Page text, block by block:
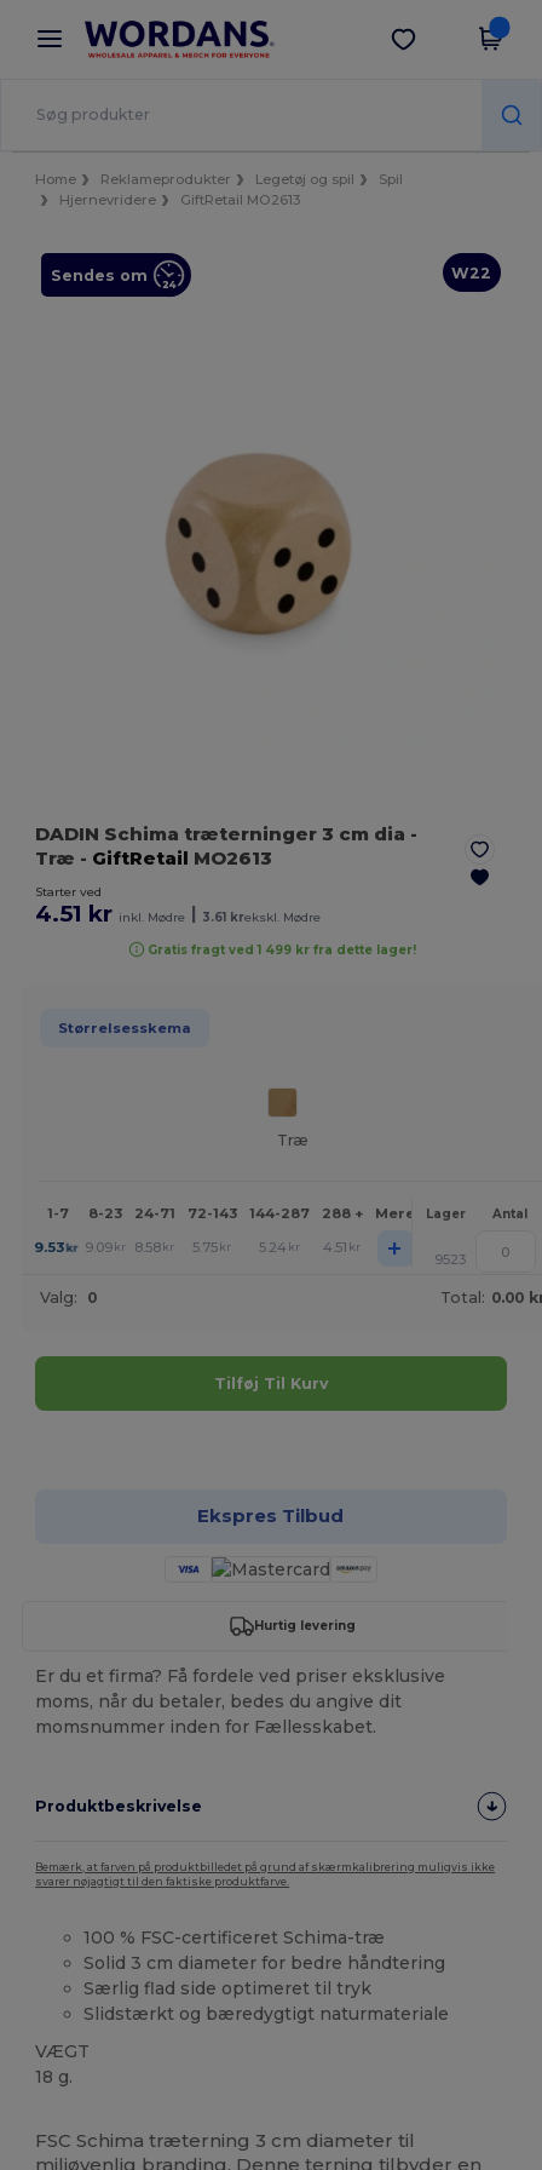
× Wordans-app
Bedre priser i appen!
Hent app
Home Reklameprodukter Legetøj og spil
Spil
Hjernevridere
GiftRetail MO2613
W22
Sendes om
DADIN Schima træterninger 3 cm dia -
Træ - GiftRetail MO2613
Starter ved
4.51 kr inkl. Mødre 3.61 krekskl. Mødre
Gratis fragt ved 1 499 kr fra dette lager!
Størrelsesskema
Træ
1-7 8-23 24-71 72-143 144-287 288 + Mere Lager Antal
9.53kr 9.09 kr 8.58 kr 5.75 kr 5.24 kr 4.51 kr + 9523
Valg: 0 Total: 0.00
Tilføj Til Kurv
Ekspres Tilbud
Hurtig levering
Er du et firma? Få fordele ved priser eksklusive
moms, når du betaler, bedes du angive dit
momsnummer inden for Fællesskabet.
Produktbeskrivelse
Bemærk, at farven på produktbilledet på grund af skærmkalibrering muligvis ikke
svarer nøjagtigt til den faktiske produktfarve.
100 % FSC-certificeret Schima-træ
Solid 3 cm diameter for bedre håndtering
Særlig flad side optimeret til tryk
Slidstærkt og bæredygtigt naturmateriale
VÆGT
18 g.
FSC Schima træterning 3 cm diameter til
miljøvenlig branding. Denne terning tilbyder en